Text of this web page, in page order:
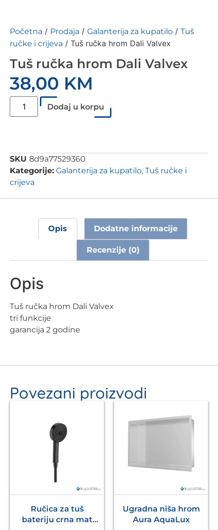
Početna / Prodaja / Galanterija za kupatilo / Tuš
ručke i crijeva / Tuš ručka hrom Dali Valvex
Tuš ručka hrom Dali Valvex
38,00 KM
Dodaj u korpu
SKU 8d9a77529360
Kategorije: Galanterija za kupatilo, Tuš ručke i
crijeva
Opis Dodatne informacije
Recenzije (0)
Opis
Tuš ručka hrom Dali Valvex
tri funkcije
garancija 2 godine
Povezani proizvodi
Ručica za tuš
bateriju crna mat
Ugradna niša hrom
Aura AquaLux